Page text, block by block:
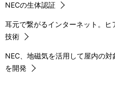
NECの生体認証
耳元で繋がるインターネット。
技術
NEC、地磁気を活用して屋内の
を開発